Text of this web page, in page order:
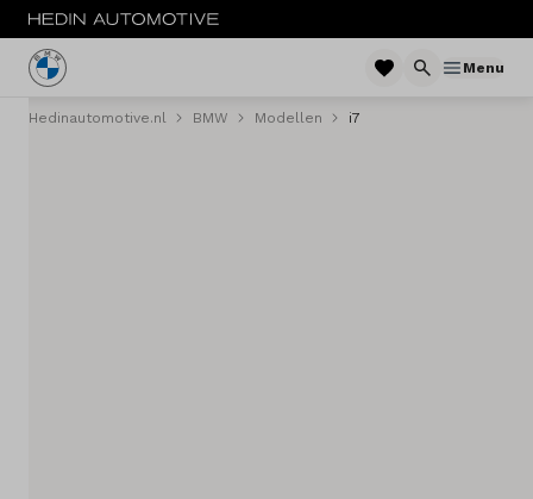
Menu
Menu
Hedinautomotive.nl BMW Modellen i7